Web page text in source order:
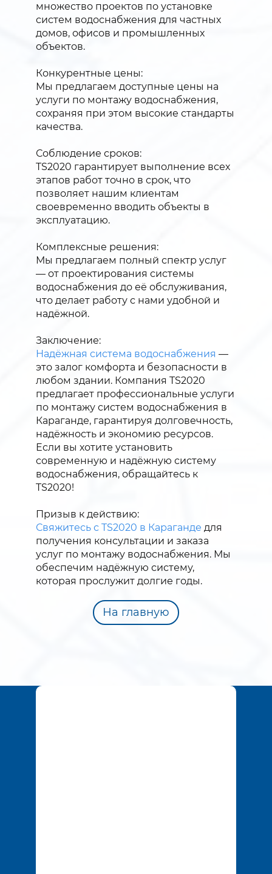
множество проектов по установке
систем водоснабжения для частных
домов, офисов и промышленных
объектов.
Конкурентные цены:
Мы предлагаем доступные цены на
услуги по монтажу водоснабжения,
сохраняя при этом высокие стандарты
качества.
Соблюдение сроков:
TS2020 гарантирует выполнение всех
этапов работ точно в срок, что
позволяет нашим клиентам
своевременно вводить объекты в
эксплуатацию.
Комплексные решения:
Мы предлагаем полный спектр услуг
— от проектирования системы
водоснабжения до её обслуживания,
что делает работу с нами удобной и
надёжной.
Заключение:
Надёжная система водоснабжения —
это залог комфорта и безопасности в
любом здании. Компания TS2020
предлагает профессиональные услуги
по монтажу систем водоснабжения в
Караганде, гарантируя долговечность,
надёжность и экономию ресурсов.
Если вы хотите установить
современную и надёжную систему
водоснабжения, обращайтесь к
TS2020!
Призыв к действию:
Свяжитесь с TS2020 в Караганде для
получения консультации и заказа
услуг по монтажу водоснабжения. Мы
обеспечим надёжную систему,
которая прослужит долгие годы.
На главную